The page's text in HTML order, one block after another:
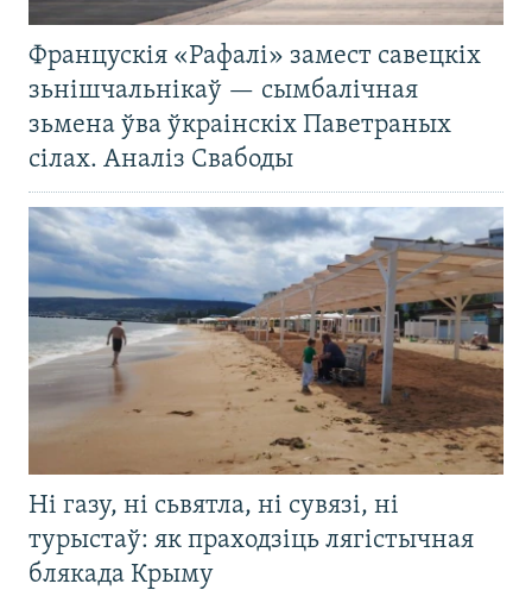
Францускія «Рафалі» замест савецкіх
зьнішчальнікаў — сымбалічная
зьмена ўва ўкраінскіх Паветраных
сілах. Аналіз Свабоды
Ні газу, ні сьвятла, ні сувязі, ні
турыстаў: як праходзіць лягістычная
блякада Крыму